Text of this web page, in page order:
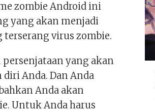
zombie Android ini
yang akan menjadi
virus zombie.
yang akan
Anda. Dan Anda
Anda akan
Untuk Anda harus